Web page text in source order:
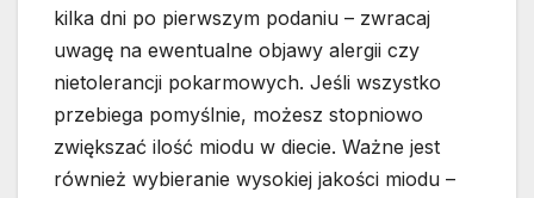
kilka dni po pierwszym podaniu – zwracaj
uwagę na ewentualne objawy alergii czy
nietolerancji pokarmowych. Jeśli wszystko
przebiega pomyślnie, możesz stopniowo
zwiększać ilość miodu w diecie. Ważne jest
również wybieranie wysokiej jakości miodu –